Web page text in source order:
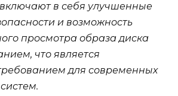
в себя улучшенные
и возможность
просмотра образа диска
что является
для современных